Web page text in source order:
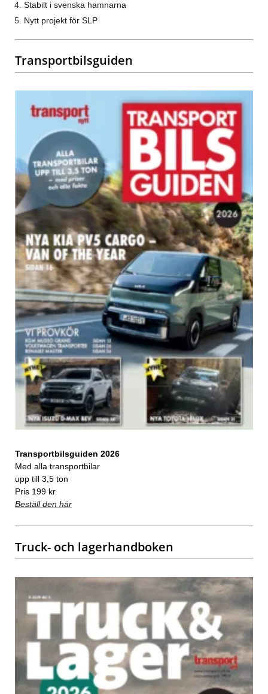
Stabilt i svenska hamnarna
Nytt projekt för SLP
Transportbilsguiden
Transportbilsguiden 2026
Med alla transportbilar
upp till 3,5 ton
Pris 199 kr
Beställ den här
Truck- och lagerhandboken